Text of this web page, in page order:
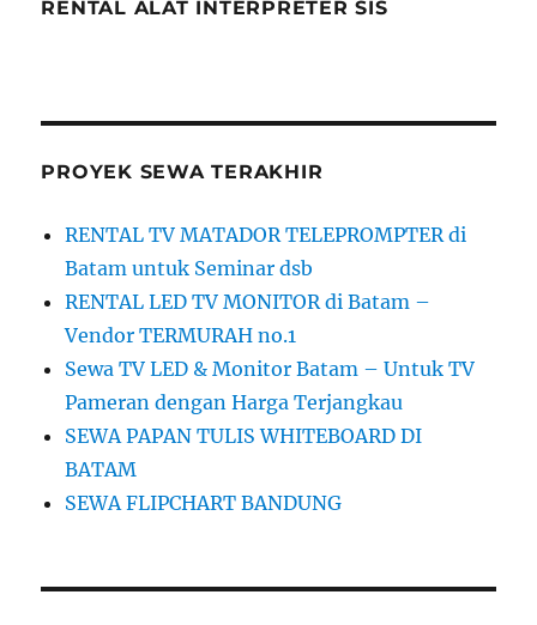
RENTAL ALAT INTERPRETER SIS
PROYEK SEWA TERAKHIR
RENTAL TV MATADOR TELEPROMPTER di
Batam untuk Seminar dsb
RENTAL LED TV MONITOR di Batam –
Vendor TERMURAH no.1
Sewa TV LED & Monitor Batam – Untuk TV
Pameran dengan Harga Terjangkau
SEWA PAPAN TULIS WHITEBOARD DI
BATAM
SEWA FLIPCHART BANDUNG